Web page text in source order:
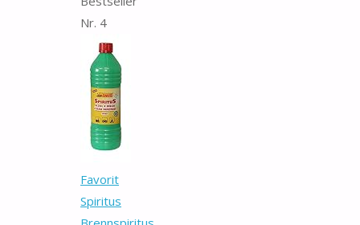
Nr. 4
Favorit
Spiritus